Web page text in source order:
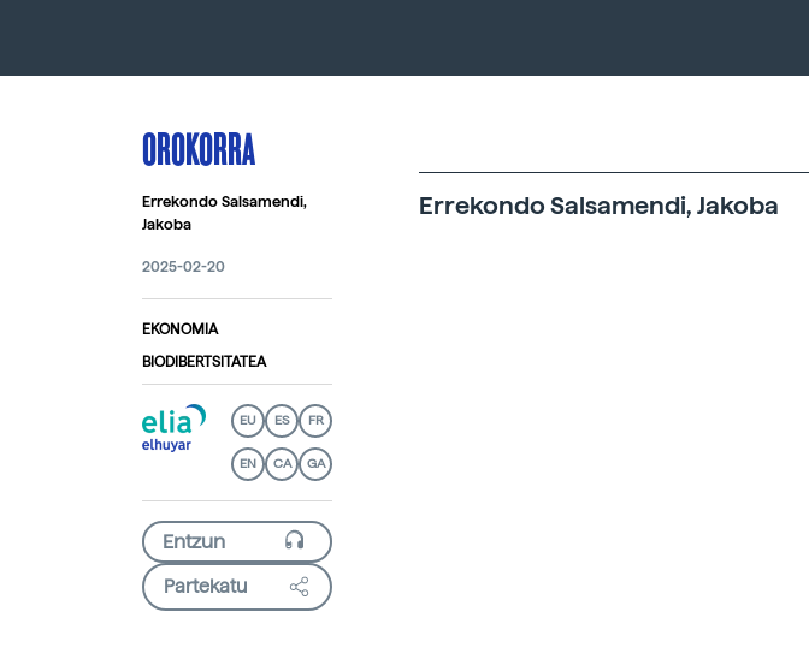
OROKORRA
Errekondo Salsamendi,
Jakoba
2025-02-20
EKONOMIA
BIODIBERTSITATEA
EU ES FR
EN CA GA
Partekatu
Errekondo Salsamendi, Jakoba